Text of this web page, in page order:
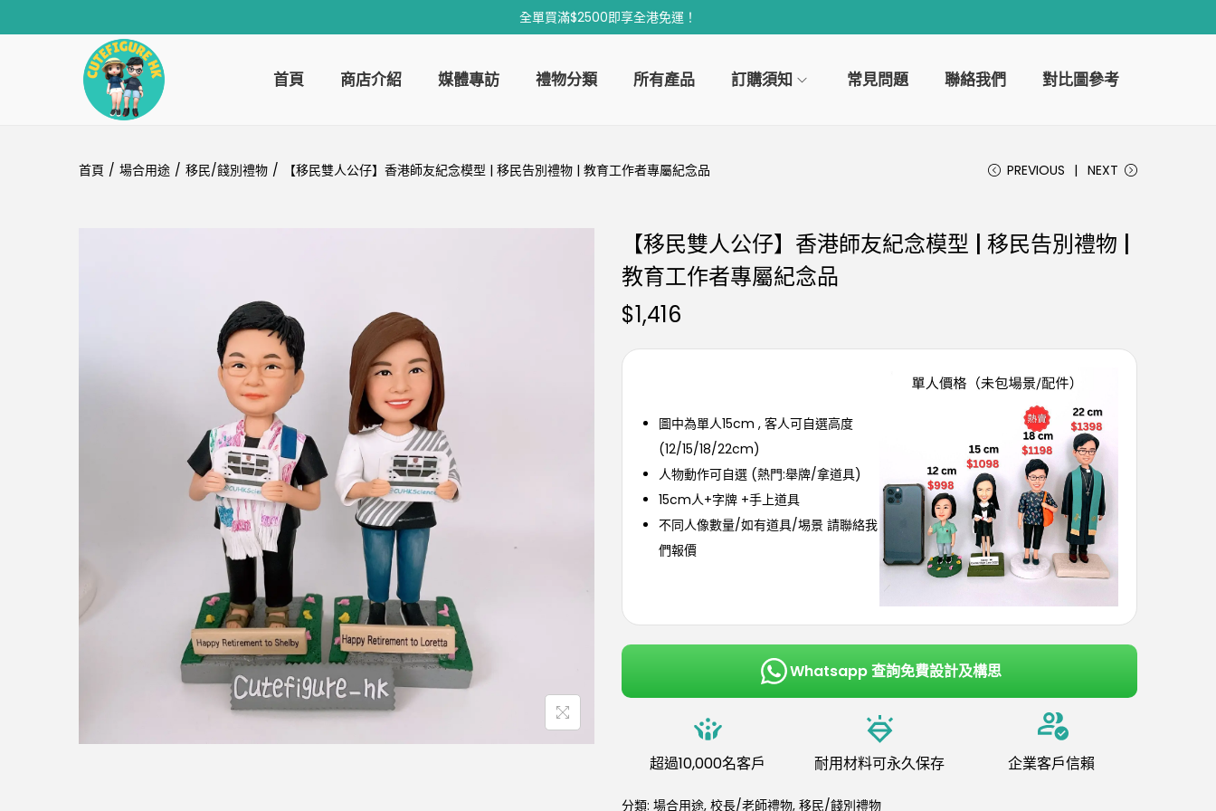
全單買滿$2500即享全港免運！
首頁 商店介紹 媒體專訪 禮物分類 所有產品 訂購須知 常見問題 聯絡我們 對比圖參考
首頁 / 場合用途 / 移民/餞別禮物 / 【移民雙人公仔】香港師友紀念模型 | 移民告別禮物 | 教育工作者專屬紀念品 PREVIOUS NEXT
【移民雙人公仔】香港師友紀念模型 | 移民告別禮物 |
教育工作者專屬紀念品
$1,416
圖中為單人15cm , 客人可自選高度
(12/15/18/22cm)
人物動作可自選 (熱門:舉牌/拿道具)
15cm人+字牌 +手上道具
不同人像數量/如有道具/埸景 請聯絡我
們報價
Whatsapp 查詢免費設計及構思
超過10,000名客戶 耐用材料可永久保存 企業客戶信賴
分類: 場合用途, 校長/老師禮物, 移民/餞別禮物